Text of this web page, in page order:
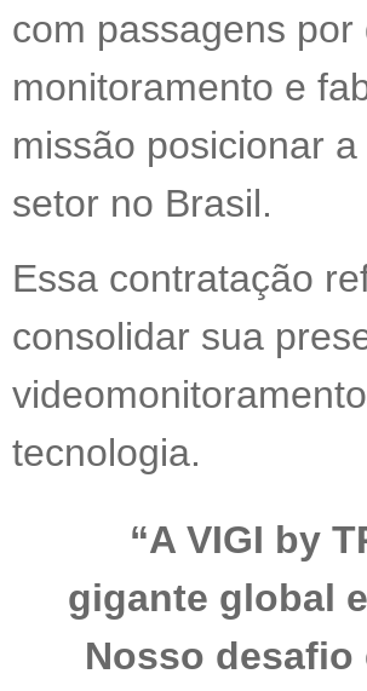
com passagens
monitoramento e
missão posicionar
setor no Brasil.
Essa contratação
consolidar sua
tecnologia.
“A VIGI by
gigante global
Nosso